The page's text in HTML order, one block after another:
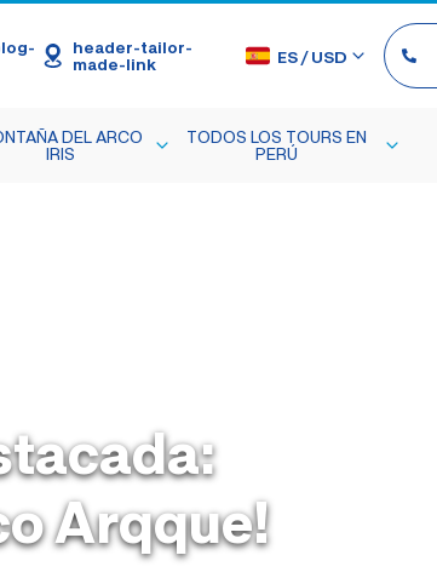
header-tailor-
made-link
ES/USD
DEL ARCO
IRIS
TODOS LOS TOURS EN
PERÚ
Arqque!